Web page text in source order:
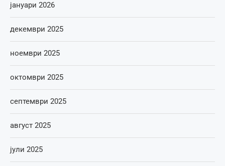
јануари 2026
декември 2025
ноември 2025
октомври 2025
септември 2025
август 2025
јули 2025